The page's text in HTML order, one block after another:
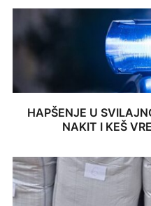
HAPŠENJE U
NAKIT I KEŠ